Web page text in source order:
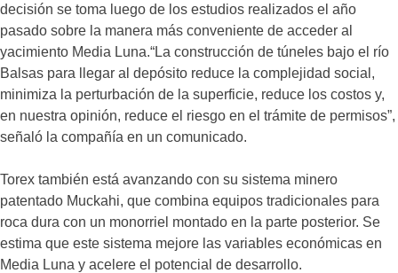
decisión se toma luego de los estudios realizados el año
pasado sobre la manera más conveniente de acceder al
yacimiento Media Luna.“La construcción de túneles bajo el río
Balsas para llegar al depósito reduce la complejidad social,
minimiza la perturbación de la superficie, reduce los costos y,
en nuestra opinión, reduce el riesgo en el trámite de permisos”,
señaló la compañía en un comunicado.
Torex también está avanzando con su sistema minero
patentado Muckahi, que combina equipos tradicionales para
roca dura con un monorriel montado en la parte posterior. Se
estima que este sistema mejore las variables económicas en
Media Luna y acelere el potencial de desarrollo.